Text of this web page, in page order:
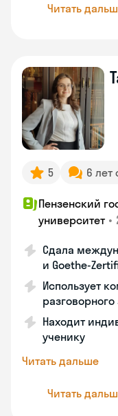
Читать
5 6 лет
Пензенский
университет •
Сдала
и Goethe-
Использует
Находит
ученику
Читать дальше
Читать